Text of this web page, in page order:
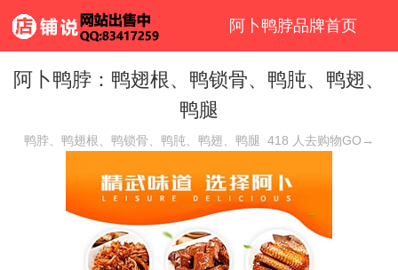
阿卜鸭脖品牌首页
阿卜鸭脖：鸭翅根、鸭锁骨、鸭肫、鸭翅、
鸭腿
鸭脖、鸭翅根、鸭锁骨、鸭肫、鸭翅、鸭腿 418 人去购物GO→